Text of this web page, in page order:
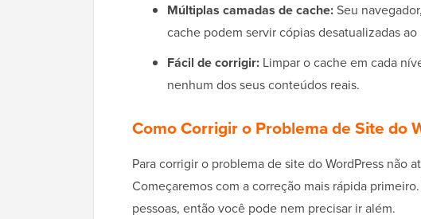
Múltiplas camadas de cache:Seu
cache podem servir cópias desatualizadas
Fácil de corrigir: Limpar o cache em cada
nenhum dos seus conteúdos reais.
Como Corrigir o Problema de Site do
Para corrigir o problema de site do WordPress não
Começaremos com a correção mais rápida
pessoas, então você pode nem precisar ir além.